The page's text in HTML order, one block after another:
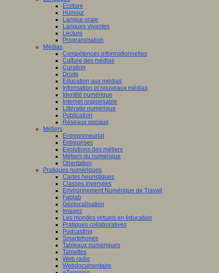
Ecriture
Humour
Langue orale
Langues vivantes
Lecture
Programmation
Médias
Compétences informationnelles
Culture des médias
Curation
Droits
Education aux médias
Information et nouveaux médias
Identité numérique
Internet responsable
Littératie numérique
Publication
Réseaux sociaux
Métiers
Entrepreneuriat
Entreprises
Evolutions des métiers
Métiers du numérique
Orientation
Pratiques numériques
Cartes heuristiques
Classes inversées
Environnement Numérique de Travail
Fablab
Géolocalisation
Images
Les mondes virtuels en éducation
Pratiques collaboratives
Podcasting
Smartphones
Tableaux numériques
Tablettes
Web radio
Webdocumentaire